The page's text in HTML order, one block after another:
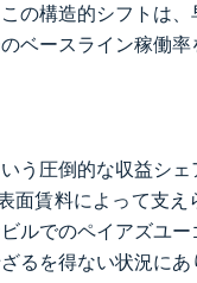
の構造的シフトは
ベースライン稼働率
う圧倒的な収益シ
面賃料によって支え
ルでのペイアズユ
るを得ない状況に